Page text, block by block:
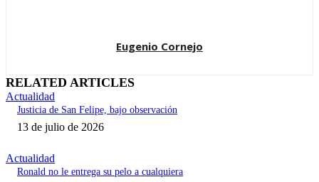
Eugenio Cornejo
RELATED ARTICLES
Actualidad
Justicia de San Felipe, bajo observación
13 de julio de 2026
Actualidad
Ronald no le entrega su pelo a cualquiera